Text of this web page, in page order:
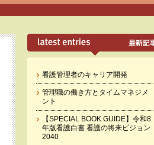
看護管理者のキャリア開発
管理職の働き方とタイムマネジメ
ント
【SPECIAL BOOK GUIDE】令和8
年版看護白書 看護の将来ビジョン
2040